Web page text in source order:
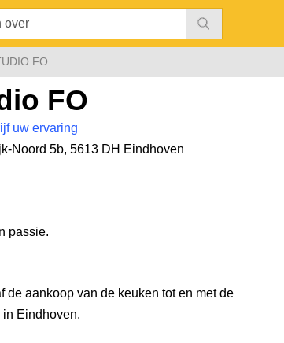
FO
FO
uw ervaring
Noord 5b, 5613 DH Eindhoven
passie.
de aankoop van de keuken tot en met de
in Eindhoven.